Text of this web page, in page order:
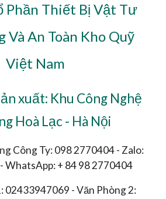
Phần Thiết Bị Vật Tư
Và An Toàn Kho Quỹ
Việt Nam
xuất: Khu Công Nghệ
Hoà Lạc - Hà Nội
Công Ty: 098 2770404 - Zalo:
WhatsApp: + 84 98 2770404
02433947069 - Văn Phòng 2: